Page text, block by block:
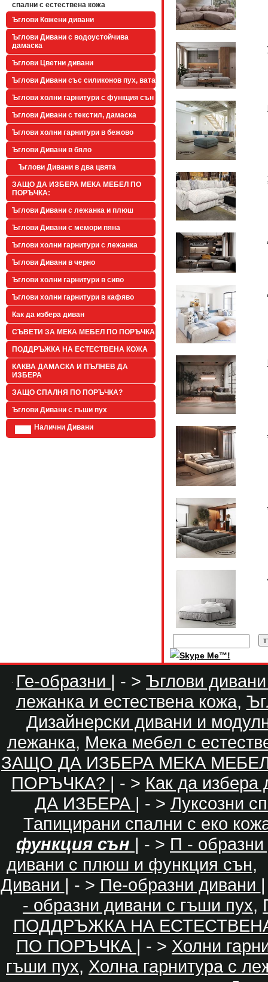
спални с естествена кожа
Ъглови Кожени дивани
Ъглови Дивани с водоустойчива
дамаска
Ъглови Цветни дивани
Ъглови Дивани със силиконов пух, вата
Ъглови холни гарнитури с функция сън
Ъглови Дивани с текстил, дамаска
Ъглови холни гарнитури в бежово
Ъглови Дивани в бяло
Ъглови Дивани в два цвята
ЗАЩО ДА ИЗБЕРА МЕКА МЕБЕЛ ПО
ПОРЪЧКА:
Ъглови Дивани с лежанка и плюш
Ъглови Дивани с мемори пяна
Ъглови холни гарнитури с лежанка
Ъглови Дивани в черно
Ъглови холни гарнитури в сиво
Ъглови холни гарнитури в кафяво
Как да избера диван
СЪВЕТИ ЗА МЕКА МЕБЕЛ ПО ПОРЪЧКА
ПОДДРЪЖКА НА ЕСТЕСТВЕНА КОЖА
КАКВА ДАМАСКА И ПЪЛНЕВ ДА
ИЗБЕРА
ЗАЩО СПАЛНЯ ПО ПОРЪЧКА?
Ъглови Дивани с гъши пух
Налични Дивани
Ге-образни | - > Ъглови
лежанка и естествена кожа,
Дизайнерски дивани и
лежанка, Мека мебел с
ЗАЩО ДА ИЗБЕРА МЕКА
ПОРЪЧКА? | - > Как да избера
ДА ИЗБЕРА | - > Луксозни
Тапицирани спални с еко
функция сън | - > П -
дивани с плюш и функция сън,
Дивани | - > Пе-образни дивани
- образни дивани с гъши пух,
ПОДДРЪЖКА НА
ПО ПОРЪЧКА | - > Холни
гъши пух, Холна гарнитура с